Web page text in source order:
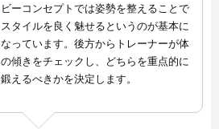
ビーコンセプトでは姿勢を整えることで
スタイルを良く魅せるというのが基本に
なっています。後方からトレーナーが体
の傾きをチェックし、どちらを重点的に
鍛えるべきかを決定します。